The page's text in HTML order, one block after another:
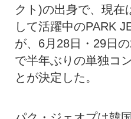
クト)の出身で、現在
して活躍中のPARK
が、6月28日・29日
で半年ぶりの単独コ
とが決定した。